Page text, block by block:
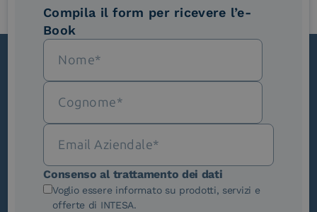
Iscriviti alla newsletter
Novità, iniziative ed eventi dal mondo della
trasformazione digitale.
Scopri InNews
Compila il form per ricevere l’e-
Book
Consenso al trattamento dei dati
Voglio essere informato su prodotti, servizi e
offerte di INTESA.